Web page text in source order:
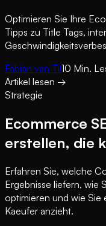
Optimieren Sie Ihre
Tipps zu Title Tags,
Fabian van Til10 Min.
Artikel lesen →
Strategie
Ecommerce
erstellen, die
Erfahren Sie, welche
Ergebnisse liefern, wie
optimieren und wie Sie
Kaeufer anzieht.